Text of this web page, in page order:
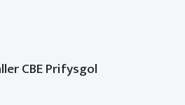
CBE Prifysgol